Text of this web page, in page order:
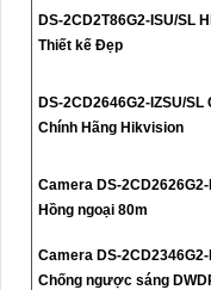
DS-2CD2T86G2-ISU/SL
Thiết kế Đẹp
DS-2CD2646G2-IZSU/SL
Chính Hãng Hikvision
Camera DS-2CD2626G2-
Hồng ngoại 80m
Camera DS-2CD2346G2-
Chống ngược sáng